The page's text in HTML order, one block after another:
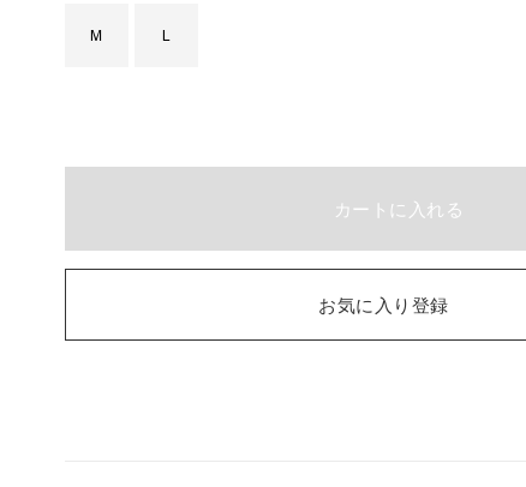
M L
カートに入れる
お気に入り登録